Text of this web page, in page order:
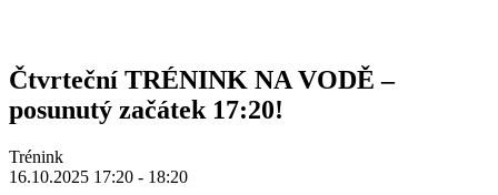
Čtvrteční TRÉNINK NA VODĚ –
posunutý začátek 17:20!
Trénink
16.10.2025 17:20 - 18:20